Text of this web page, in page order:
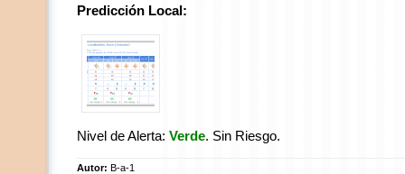
Predicción Local:
Nivel de Alerta: Verde. Sin Riesgo.
Autor: B-a-1